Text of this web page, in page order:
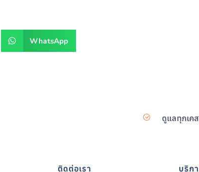
WhatsApp
ดูแลทุกเค
ติดต่อเรา บริก